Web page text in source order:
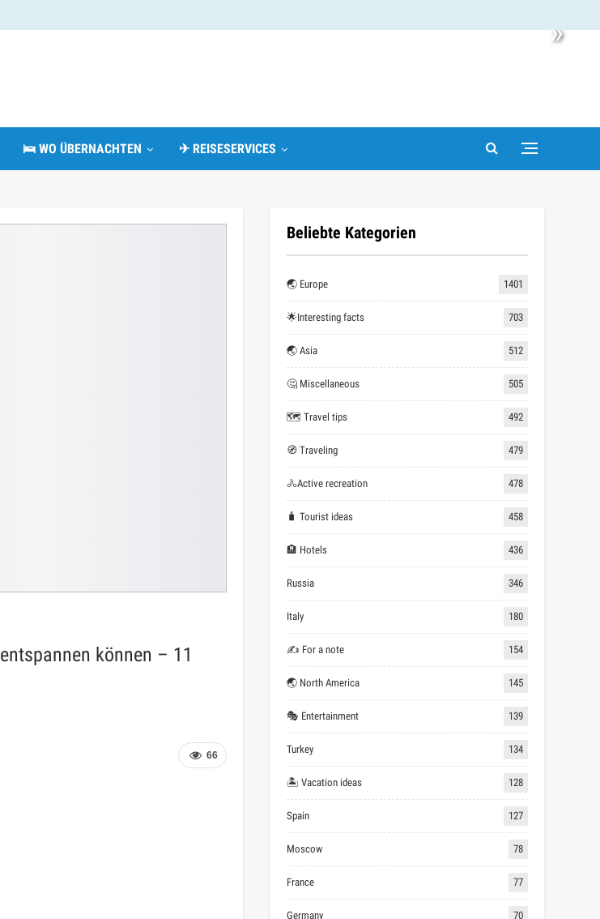
»
🛌 WO ÜBERNACHTEN ✈ REISESERVICES
können – 11
66
Beliebte Kategorien
🌏 Europe 1401
🌟Interesting facts 703
🌏 Asia 512
🤔 Miscellaneous 505
🗺 Travel tips 492
🧭 Traveling 479
🚴Active recreation 478
🧳 Tourist ideas 458
🏨 Hotels 436
Russia 346
Italy 180
✍ For a note 154
🌏 North America 145
🎭 Entertainment 139
Turkey 134
🏝 Vacation ideas 128
Spain 127
Moscow 78
France 77
Germany 70